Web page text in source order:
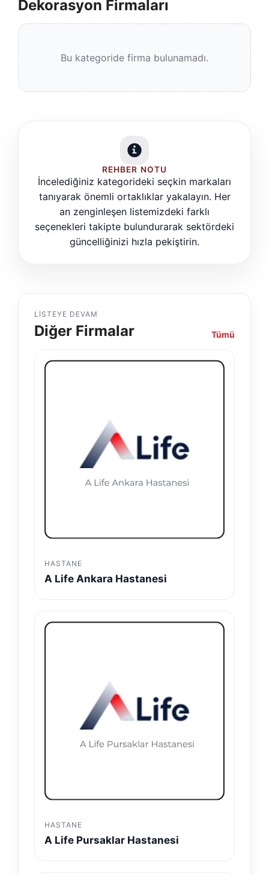
Dekorasyon Firmaları
Bu kategoride firma bulunamadı.
REHBER NOTU
İncelediğiniz kategorideki seçkin markaları
tanıyarak önemli ortaklıklar yakalayın. Her
an zenginleşen listemizdeki farklı
seçenekleri takipte bulundurarak sektördeki
güncelliğinizi hızla pekiştirin.
LISTEYE DEVAM
Diğer Firmalar Tümü
HASTANE
A Life Ankara Hastanesi
HASTANE
A Life Pursaklar Hastanesi